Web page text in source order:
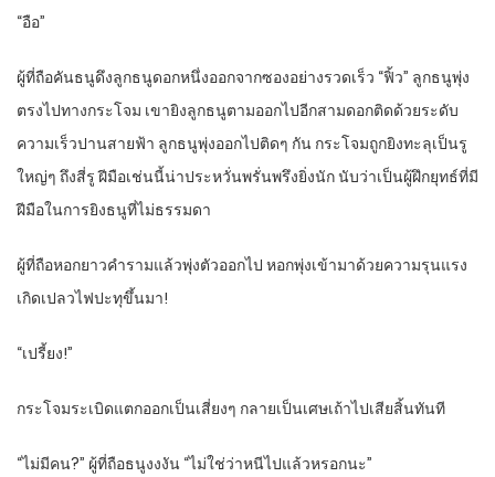
“อือ”
ผู้ที่ถือคันธนูดึงลูกธนูดอกหนึ่งออกจากซองอย่างรวดเร็ว “ฟิ้ว” ลูกธนูพุ่ง
ตรงไปทางกระโจม เขายิงลูกธนูตามออกไปอีกสามดอกติดด้วยระดับ
ความเร็วปานสายฟ้า ลูกธนูพุ่งออกไปติดๆ กัน กระโจมถูกยิงทะลุเป็นรู
ใหญ่ๆ ถึงสี่รู ฝีมือเช่นนี้น่าประหวั่นพรั่นพรึงยิ่งนัก นับว่าเป็นผู้ฝึกยุทธ์ที่มี
ฝีมือในการยิงธนูที่ไม่ธรรมดา
ผู้ที่ถือหอกยาวคำรามแล้วพุ่งตัวออกไป หอกพุ่งเข้ามาด้วยความรุนแรง
เกิดเปลวไฟปะทุขึ้นมา!
“เปรี้ยง!”
กระโจมระเบิดแตกออกเป็นเสี่ยงๆ กลายเป็นเศษเถ้าไปเสียสิ้นทันที
“ไม่มีคน?” ผู้ที่ถือธนูงงงัน “ไม่ใช่ว่าหนีไปแล้วหรอกนะ”